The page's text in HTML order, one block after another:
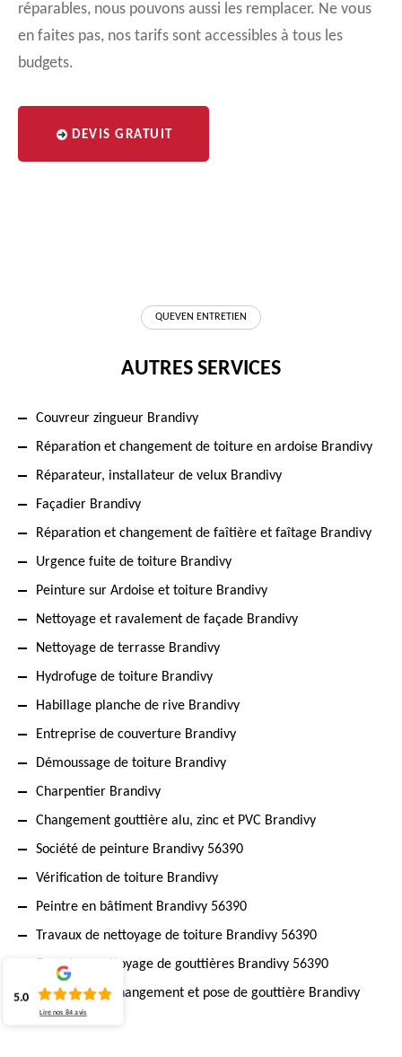
réparables, nous pouvons aussi les remplacer. Ne vous
en faites pas, nos tarifs sont accessibles à tous les
budgets.
DEVIS GRATUIT
QUEVEN ENTRETIEN
AUTRES SERVICES
Couvreur zingueur Brandivy
Réparation et changement de toiture en ardoise Brandivy
Réparateur, installateur de velux Brandivy
Façadier Brandivy
Réparation et changement de faîtière et faîtage Brandivy
Urgence fuite de toiture Brandivy
Peinture sur Ardoise et toiture Brandivy
Nettoyage et ravalement de façade Brandivy
Nettoyage de terrasse Brandivy
Hydrofuge de toiture Brandivy
Habillage planche de rive Brandivy
Entreprise de couverture Brandivy
Démoussage de toiture Brandivy
Charpentier Brandivy
Changement gouttière alu, zinc et PVC Brandivy
Société de peinture Brandivy 56390
Vérification de toiture Brandivy
Peintre en bâtiment Brandivy 56390
Travaux de nettoyage de toiture Brandivy 56390
Expert en nettoyage de gouttières Brandivy 56390
Artisan pour changement et pose de gouttière Brandivy
56390
5.0
Lire nos84 avis